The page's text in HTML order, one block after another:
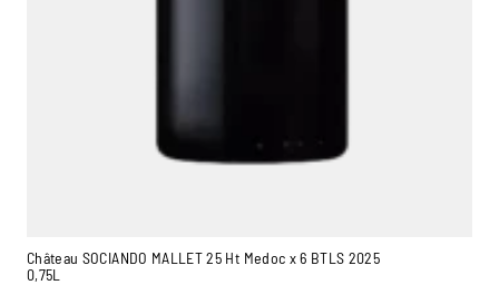
Château SOCIANDO MALLET 25 Ht Medoc x 6 BTLS 2025
0,75L